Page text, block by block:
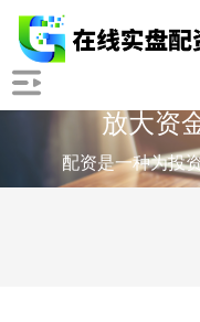
放大资
配资是一种为投